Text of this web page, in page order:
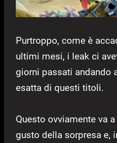
Purtroppo, come è
ultimi mesi, i leak ci
giorni passati andando
esatta di questi titoli.
Questo ovviamente va
gusto della sorpresa e,